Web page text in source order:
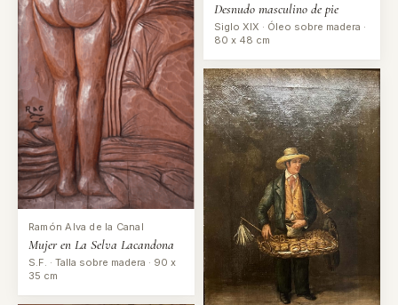
Ramón Alva de la Canal
Mujer en La Selva Lacandona
S.F. · Talla sobre madera · 90 x
35 cm
Desnudo masculino de pie
Siglo XIX · Óleo sobre madera ·
80 x 48 cm